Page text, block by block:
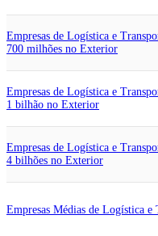
Empresas de Logística e
700 milhões no Exterior
Empresas de Logística e
1 bilhão no Exterior
Empresas de Logística e
4 bilhões no Exterior
Empresas Médias de Logística